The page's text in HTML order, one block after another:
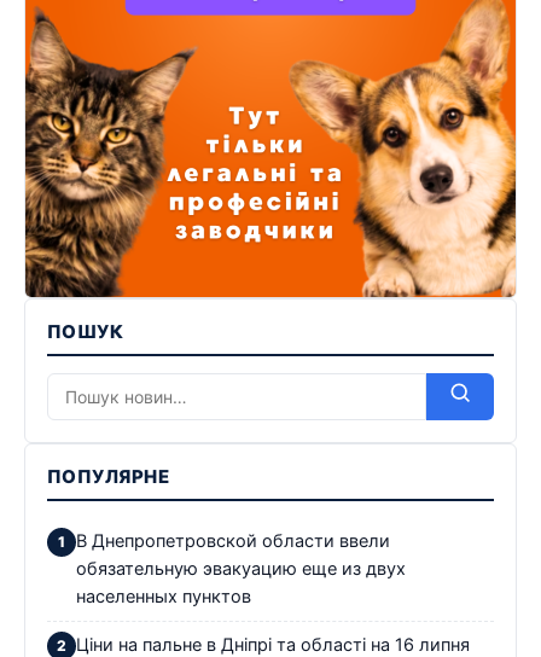
ПОШУК
ПОПУЛЯРНЕ
В Днепропетровской области ввели
обязательную эвакуацию еще из двух
населенных пунктов
Ціни на пальне в Дніпрі та області на 16 липня